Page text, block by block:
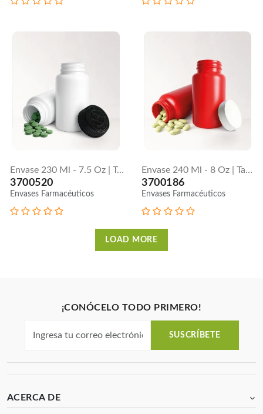
Envase 230 Ml - 7.5 Oz | Tapa Push Down
3700520
Envases Farmacéuticos
Envase 240 Ml - 8 Oz | Tapa Lisa
3700186
Envases Farmacéuticos
LOAD MORE
¡CONÓCELO TODO PRIMERO!
SUSCRÍBETE
ACERCA DE